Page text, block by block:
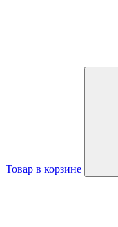
Товар в корзине